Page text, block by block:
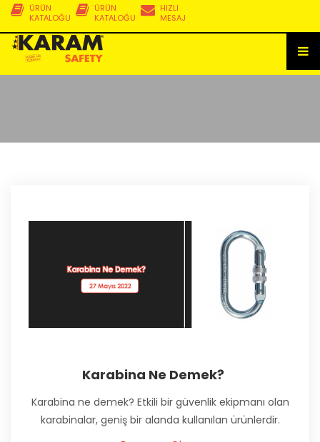
HIZLI
MESAJ
ÜRÜN
KATALOĞU
ÜRÜN
KATALOĞU
Karabina Ne Demek?
Karabina ne demek? Etkili bir güvenlik ekipmanı olan
karabinalar, geniş bir alanda kullanılan ürünlerdir.